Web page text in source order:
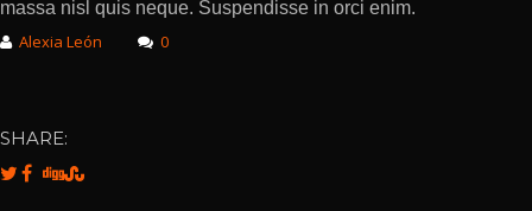
massa nisl quis neque. Suspendisse in orci enim.
Alexia León 0
SHARE: